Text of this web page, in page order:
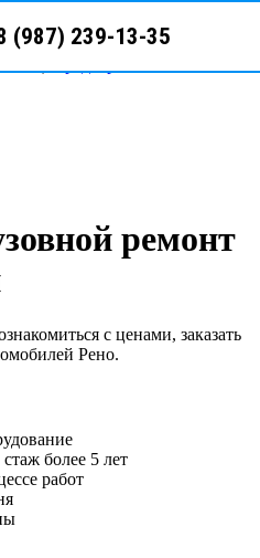
Шахиди, 9в
ремонт
с ценами, заказать
Рено.
более 5 лет
работ
(987) 239-13-35